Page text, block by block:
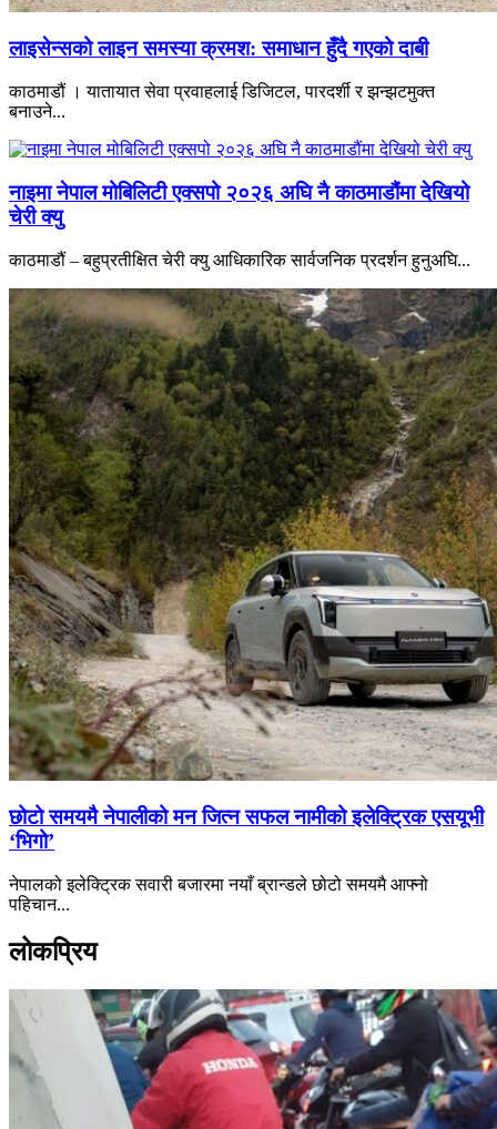
लाइसेन्सको लाइन समस्या क्रमश: समाधान हुँदै गएको दाबी
काठमाडौं । यातायात सेवा प्रवाहलाई डिजिटल, पारदर्शी र झन्झटमुक्त
बनाउने...
नाइमा नेपाल मोबिलिटी एक्सपो २०२६ अघि नै काठमाडौंमा देखियो
चेरी क्यु
काठमाडौं – बहुप्रतीक्षित चेरी क्यु आधिकारिक सार्वजनिक प्रदर्शन हुनुअघि...
छोटो समयमै नेपालीको मन जित्न सफल नामीको इलेक्ट्रिक एसयूभी
‘भिगो’
नेपालको इलेक्ट्रिक सवारी बजारमा नयाँ ब्रान्डले छोटो समयमै आफ्नो
पहिचान...
लोकप्रिय